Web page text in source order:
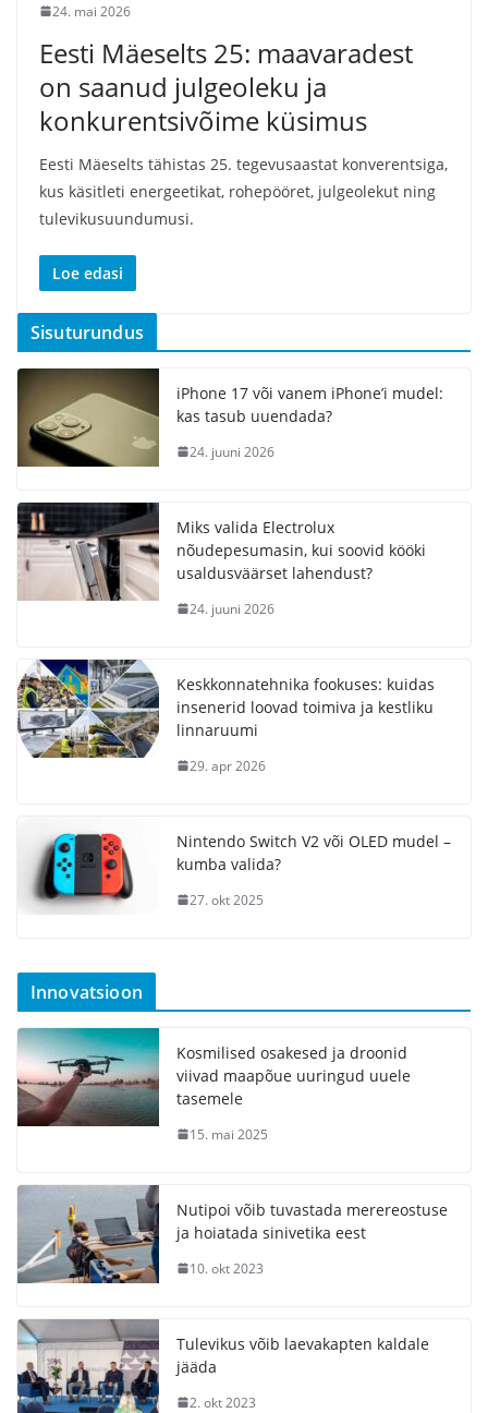
24. mai 2026
Eesti Mäeselts 25: maavaradest
on saanud julgeoleku ja
konkurentsivõime küsimus
Eesti Mäeselts tähistas 25. tegevusaastat konverentsiga,
kus käsitleti energeetikat, rohepööret, julgeolekut ning
tulevikusuundumusi.
Loe edasi
Sisuturundus
iPhone 17 või vanem iPhone’i mudel:
kas tasub uuendada?
24. juuni 2026
Miks valida Electrolux
nõudepesumasin, kui soovid kööki
usaldusväärset lahendust?
24. juuni 2026
Keskkonnatehnika fookuses: kuidas
insenerid loovad toimiva ja kestliku
linnaruumi
29. apr 2026
Nintendo Switch V2 või OLED mudel –
kumba valida?
27. okt 2025
Innovatsioon
Kosmilised osakesed ja droonid
viivad maapõue uuringud uuele
tasemele
15. mai 2025
Nutipoi võib tuvastada merereostuse
ja hoiatada sinivetika eest
10. okt 2023
Tulevikus võib laevakapten kaldale
jääda
2. okt 2023